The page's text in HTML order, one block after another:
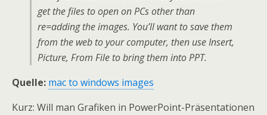
get the files to open on PCs other than
re=adding the images. You’ll want to save them
from the web to your computer, then use Insert,
Picture, From File to bring them into PPT.
Quelle: mac to windows images
Kurz: Will man Grafiken in PowerPoint-Präsentationen